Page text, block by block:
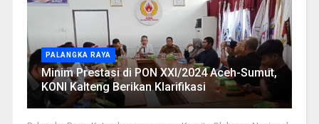
PALANGKA RAYA
Minim Prestasi di PON XXI/2024 Aceh-Sumut,
KONI Kalteng Berikan Klarifikasi